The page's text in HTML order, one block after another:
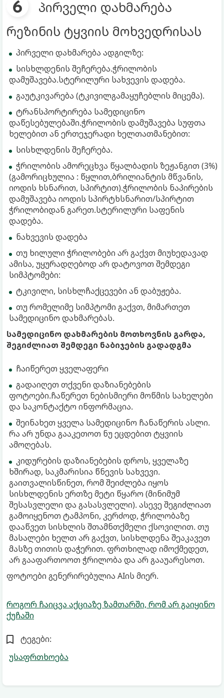
პირველი დახმარება
რეზინის ტყვიის მოხვედრისას
პირველი დახმარება ადგილზე:
სისხლდენის შეჩერება.ჭრილობის
დამუშავება.სტერილური სახვევის დადება.
გაუტკივარება (ტკივილგამაყუჩებლის მიცემა).
ტრანსპორტირება სამედიცინო
დაწესებულებაში.ჭრილობის დამუშავება სუფთა
ხელებით ან ერთეჯერადი ხელთათმანებით:
სისხლდენის შეჩერება.
ჭრილობის ამორეცხვა წყალბადის ზეჟანგით (3%)
(გამორიცხულია : წყლით,ბრილიანტის მწვანის,
იოდის ხსნარით, სპირტით).ჭრილობის ნაპირების
დამუშავება იოდის სპირტხსნარით/სპირტით
ჭრილობიდან გარეთ.სტერილური საფენის
დადება.
ნახვევის დადება
თუ ხილული ჭრილობები არ გაქვთ მიუხედავად
ამისა, უყურადღებოდ არ დატოვოთ შემდეგი
სიმპტომები:
ტკივილი, სისხლჩაქცევები ან დაბუჟება.
თუ რომელიმე სიმპტომი გაქვთ, მიმართეთ
სამედიცინო დახმარებას.
სამედიცინო დახმარების მოთხოვნის გარდა,
შეგიძლიათ შემდეგი ნაბიჯების გადადგმა
ჩაიწერეთ ყველაფერი
გადაიღეთ თქვენი დაზიანებების
ფოტოები.ჩაწერეთ ნებისმიერი მოწმის სახელები
და საკონტაქტო ინფორმაცია.
შეინახეთ ყველა სამედიცინო ჩანაწერის ასლი.
რა არ უნდა გააკეთოთ ნუ ეცდებით ტყვიის
ამოღებას.
კიდურების დაზიანებების დროს, ყველაზე
ხშირად, საკმარისია წნევის სახვევი.
გაითვალისწინეთ, რომ შეიძლება იყოს
სისხლდენის ერთზე მეტი წყარო (მინიმუმ
შესასვლელი და გასასვლელი). ასევე შეგიძლიათ
გამოიყენოთ ტამპონი, კერძოდ, ჭრილობაზე
დააწვეთ სისხლის შთამნთქმელი ქსოვილით. თუ
მასალები ხელთ არ გაქვთ, სისხლდენა შეაკავეთ
მასზე თითის დაჭერით. ფრთხილად იმოქმედეთ,
არ გააფართოოთ ჭრილობა და არ გააუარესოთ.
ფოტოები გენერირებულია AIის მიერ.
როგორ ჩაიცვა აქციაზე ზამთარში, რომ არ გაიყინო
ქუჩაში
ტეგები:
უსაფრთხოება